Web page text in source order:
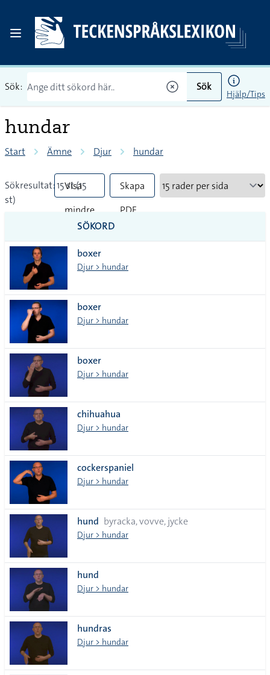
Sök: Sök
Hjälp/Tips
hundar
Start Ämne Djur hundar
Sökresultat: 15 st (15
st)
Visa
mindre
tecken
Skapa
PDF
SÖKORD
boxer
Djur > hundar
boxer
Djur > hundar
boxer
Djur > hundar
chihuahua
Djur > hundar
cockerspaniel
Djur > hundar
hund byracka, vovve, jycke
Djur > hundar
hund
Djur > hundar
hundras
Djur > hundar